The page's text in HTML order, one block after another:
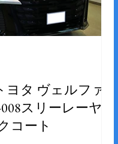
ヨタ ヴェルファ
スリーレーヤー
コート